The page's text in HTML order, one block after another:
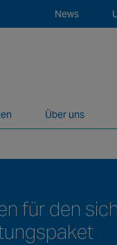
News
Über uns
für den